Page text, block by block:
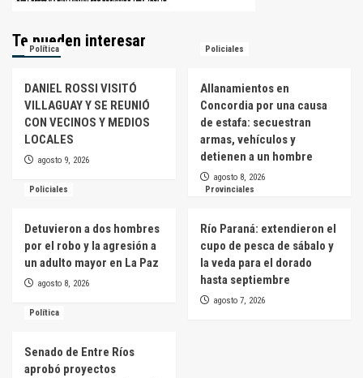
Te pueden interesar
Política
DANIEL ROSSI VISITÓ
VILLAGUAY Y SE REUNIÓ
CON VECINOS Y MEDIOS
LOCALES
agosto 9, 2026
Policiales
Allanamientos en
Concordia por una causa
de estafa: secuestran
armas, vehículos y
detienen a un hombre
agosto 8, 2026
Policiales
Detuvieron a dos hombres
por el robo y la agresión a
un adulto mayor en La Paz
agosto 8, 2026
Provinciales
Río Paraná: extendieron el
cupo de pesca de sábalo y
la veda para el dorado
hasta septiembre
agosto 7, 2026
Política
Senado de Entre Ríos
aprobó proyectos